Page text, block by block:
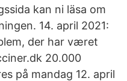
kan ni läsa om
14. april 2021:
der har været
20.000
på mandag 12. april